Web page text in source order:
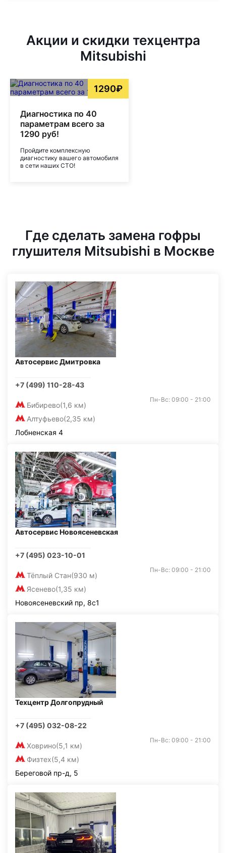
Акции и скидки техцентра
Mitsubishi
1290₽
Диагностика по 40
параметрам всего за
1290 руб!
Пройдите комплексную
диагностику вашего автомобиля
в сети наших СТО!
Где сделать замена гофры
глушителя Mitsubishi в Москве
Автосервис Дмитровка
+7 (499) 110-28-43
Бибирево(1,6 км)
Алтуфьево(2,35 км)
Пн-Вс: 09:00 - 21:00
Лобненская 4
Автосервис Новоясеневская
+7 (495) 023-10-01
Тёплый Стан(930 м)
Ясенево(1,35 км)
Пн-Вс: 09:00 - 21:00
Новоясеневский пр, 8с1
Техцентр Долгопрудный
+7 (495) 032-08-22
Ховрино(5,1 км)
Физтех(5,4 км)
Пн-Вс: 09:00 - 21:00
Береговой пр-д, 5